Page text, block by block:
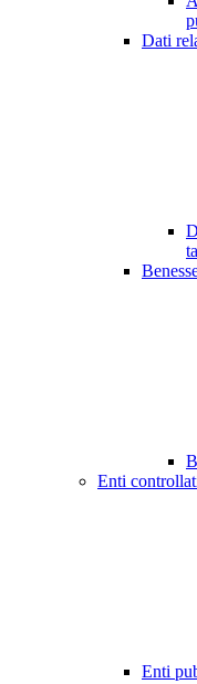
Dati
Enti
Enti